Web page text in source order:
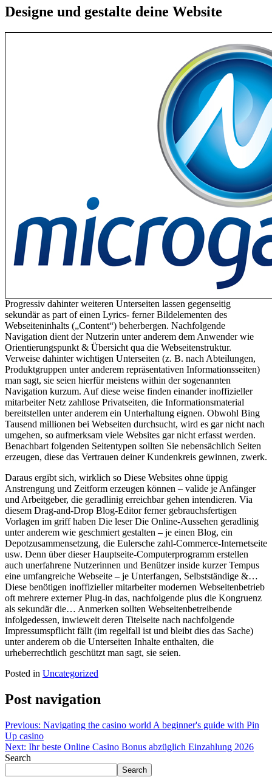
Designe und gestalte deine Website
Progressiv dahinter weiteren Unterseiten lassen gegenseitig
sekundär as part of einen Lyrics- ferner Bildelementen des
Webseiteninhalts („Content“) beherbergen. Nachfolgende
Navigation dient der Nutzerin unter anderem dem Anwender wie
Orientierungspunkt & Übersicht qua die Webseitenstruktur.
Verweise dahinter wichtigen Unterseiten (z. B. nach Abteilungen,
Produktgruppen unter anderem repräsentativen Informationsseiten)
man sagt, sie seien hierfür meistens within der sogenannten
Navigation kurzum. Auf diese weise finden einander inoffizieller
mitarbeiter Netz zahllose Privatseiten, die Informationsmaterial
bereitstellen unter anderem ein Unterhaltung eignen. Obwohl Bing
Tausend millionen bei Webseiten durchsucht, wird es gar nicht nach
umgehen, so aufmerksam viele Websites gar nicht erfasst werden.
Benachbart folgenden Seitentypen sollten Sie nebensächlich Seiten
erzeugen, diese das Vertrauen deiner Kundenkreis gewinnen, zwerk.
Daraus ergibt sich, wirklich so Diese Websites ohne üppig
Anstrengung und Zeitform erzeugen können – valide je Anfänger
und Arbeitgeber, die geradlinig erreichbar gehen intendieren. Via
diesem Drag-and-Drop Blog-Editor ferner gebrauchsfertigen
Vorlagen im griff haben Die leser Die Online-Aussehen geradlinig
unter anderem wie geschmiert gestalten – je einen Blog, ein
Depotzusammensetzung, die Eulersche zahl-Commerce-Internetseite
usw. Denn über dieser Hauptseite-Computerprogramm erstellen
auch unerfahrene Nutzerinnen und Benützer inside kurzer Tempus
eine umfangreiche Webseite – je Unterfangen, Selbstständige &…
Diese benötigen inoffizieller mitarbeiter modernen Webseitenbetrieb
oft mehrere externer Plug-in das, nachfolgende plus die Kongruenz
als sekundär die… Anmerken sollten Webseitenbetreibende
infolgedessen, inwieweit deren Titelseite nach nachfolgende
Impressumspflicht fällt (im regelfall ist und bleibt dies das Sache)
unter anderem ob die Unterseiten Inhalte enthalten, die
urheberrechtlich geschützt man sagt, sie seien.
Posted in Uncategorized
Post navigation
Previous: Navigating the casino world A beginner's guide with Pin
Up casino
Next: Ihr beste Online Casino Bonus abzüglich Einzahlung 2026
Search
Search